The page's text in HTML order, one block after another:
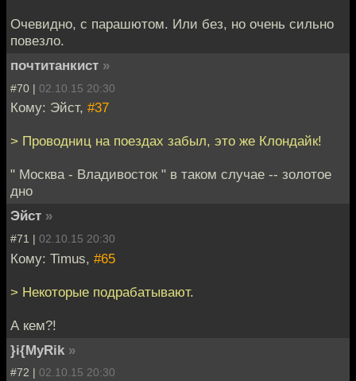
Очевидно, с парашютом. Или без, но очень сильно
повезло.
почтитанкист »
#70 | 02.10.15 20:30
Кому: Эйст, #37
> Проводниц на поездах забыл, это же Клондайк!
" Москва - Владивосток " в таком случае -- золотое
дно
Эйст »
#71 | 02.10.15 20:30
Кому: Timus, #65
> Некоторые подрабатывают.
А кем?!
}i{MyRik »
#72 | 02.10.15 20:30